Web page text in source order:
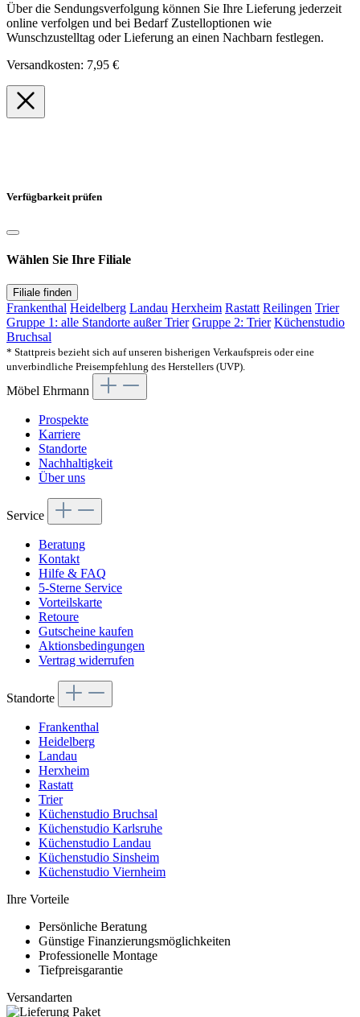
Über die Sendungsverfolgung können Sie Ihre Lieferung jederzeit
online verfolgen und bei Bedarf Zustelloptionen wie
Wunschzustelltag oder Lieferung an einen Nachbarn festlegen.
Versandkosten: 7,95 €
Verfügbarkeit prüfen
Wählen Sie Ihre Filiale
Filiale finden
Frankenthal Heidelberg Landau Herxheim Rastatt Reilingen Trier
Gruppe 1: alle Standorte außer Trier Gruppe 2: Trier Küchenstudio
Bruchsal
* Stattpreis bezieht sich auf unseren bisherigen Verkaufspreis oder eine
unverbindliche Preisempfehlung des Herstellers (UVP).
Möbel Ehrmann
Prospekte
Karriere
Standorte
Nachhaltigkeit
Über uns
Service
Beratung
Kontakt
Hilfe & FAQ
5-Sterne Service
Vorteilskarte
Retoure
Gutscheine kaufen
Aktionsbedingungen
Vertrag widerrufen
Standorte
Frankenthal
Heidelberg
Landau
Herxheim
Rastatt
Trier
Küchenstudio Bruchsal
Küchenstudio Karlsruhe
Küchenstudio Landau
Küchenstudio Sinsheim
Küchenstudio Viernheim
Ihre Vorteile
Persönliche Beratung
Günstige Finanzierungsmöglichkeiten
Professionelle Montage
Tiefpreisgarantie
Versandarten